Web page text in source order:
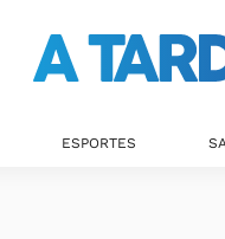
ESPORTES